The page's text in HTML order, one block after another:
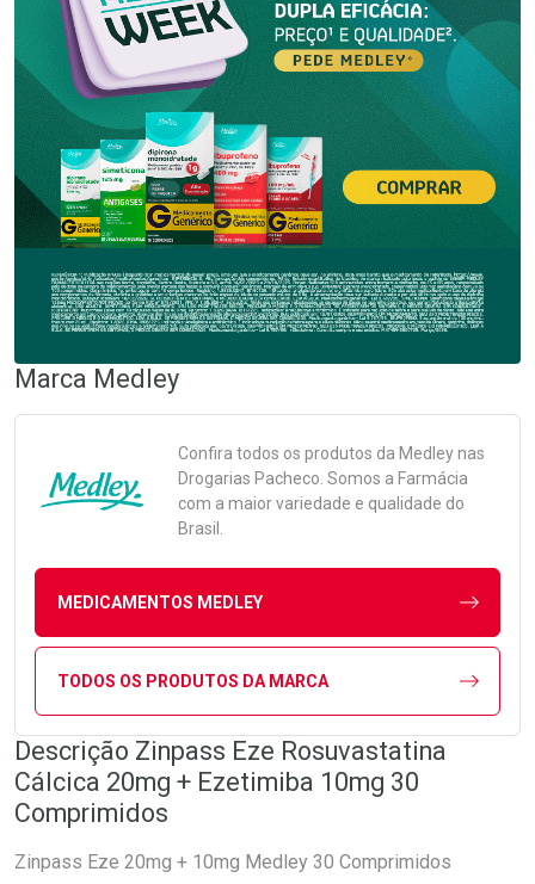
Marca Medley
Confira todos os produtos da Medleynas
Drogarias Pacheco. Somos a Farmácia
com a maior variedade e qualidade do
Brasil.
MEDICAMENTOS MEDLEY
TODOS OS PRODUTOS DA MARCA
Descrição Zinpass Eze Rosuvastatina
Cálcica 20mg + Ezetimiba 10mg 30
Comprimidos
Zinpass Eze 20mg + 10mg Medley 30 Comprimidos